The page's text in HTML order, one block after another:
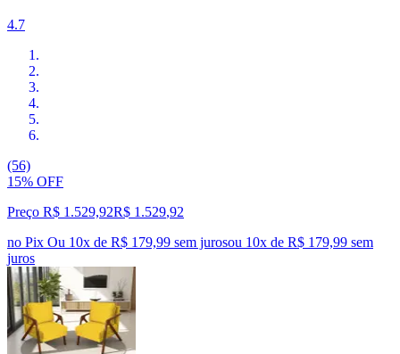
4.7
(56)
15% OFF
Preço R$ 1.529,92R$ 1.529,92
no Pix Ou 10x de R$ 179,99 sem jurosou 10x de R$ 179,99 sem
juros